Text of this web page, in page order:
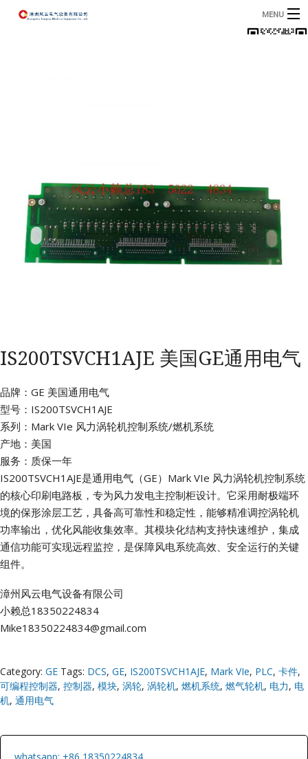
MENU
IS200TSVCH1AJE 美国GE通用电气
品牌：GE 美国通用电气
型号：IS200TSVCH1AJE
系列：Mark VIe 风力涡轮机控制系统/燃机系统
产地：美国
服务：质保一年
IS200TSVCH1AJE是通用电气（GE）Mark VIe 风力涡轮机控制系统
的核心印刷电路板，专为风力发电主控制柜设计。它采用耐极端环
境的保形涂层工艺，具备高可靠性和稳定性，能够精准调控涡轮机
功率输出，优化风能收集效率。其模块化结构支持快速维护，集成
通信功能可实现远程监控，是保障风电系统高效、安全运行的关键
组件。
漳州风云电气设备有限公司
小赖总18350224834
Mike18350224834@gmail.com
Category: GE Tags: DCS, GE, IS200TSVCH1AJE, Mark VIe, PLC, 卡件,
可编程控制器, 控制器, 模块, 涡轮, 涡轮机, 燃机系统, 燃气轮机, 电力, 电
机, 通用电气